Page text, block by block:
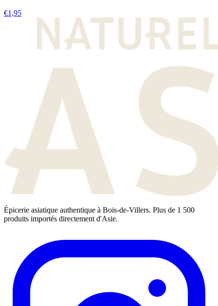
€1,95
Épicerie asiatique authentique à Bois-de-Villers. Plus de 1 500
produits importés directement d'Asie.